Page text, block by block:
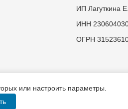
ИП Лагуткина
ИНН
ОГРН
или настроить параметры.